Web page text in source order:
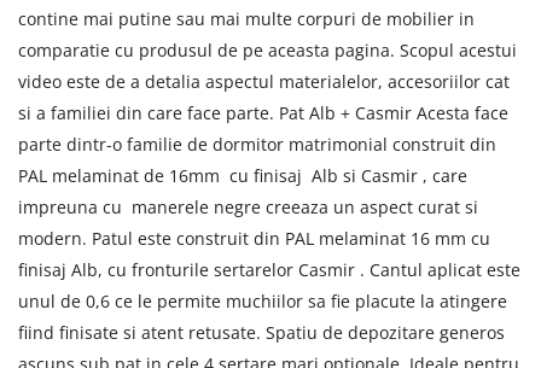
contine mai putine sau mai multe corpuri de mobilier in
comparatie cu produsul de pe aceasta pagina. Scopul acestui
video este de a detalia aspectul materialelor, accesoriilor cat
si a familiei din care face parte. Pat Alb + Casmir Acesta face
parte dintr-o familie de dormitor matrimonial construit din
PAL melaminat de 16mm cu finisaj Alb si Casmir , care
impreuna cu manerele negre creeaza un aspect curat si
modern. Patul este construit din PAL melaminat 16 mm cu
finisaj Alb, cu fronturile sertarelor Casmir . Cantul aplicat este
unul de 0,6 ce le permite muchiilor sa fie placute la atingere
fiind finisate si atent retusate. Spatiu de depozitare generos